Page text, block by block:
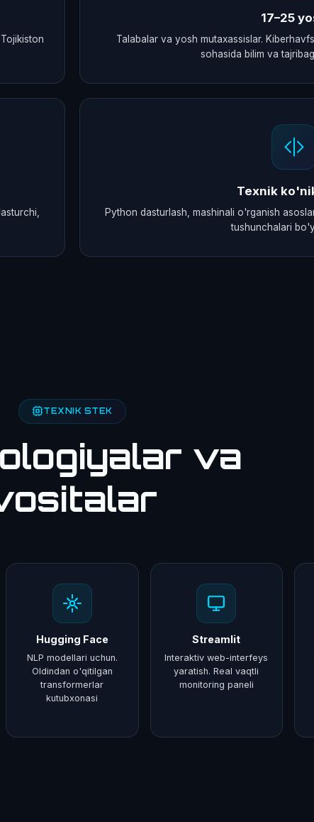
17–25
Talabalar va yosh mutaxassislar.
sohasida bilim va
Texnik
Python dasturlash, mashinali o'rganish
tushunchalari
TEXNIK STEK
va
Hugging Face
NLP modellari uchun.
Oldindan o'qitilgan
transformerlar
kutubxonasi
Streamlit
Interaktiv web-interfeys
yaratish. Real vaqtli
monitoring paneli